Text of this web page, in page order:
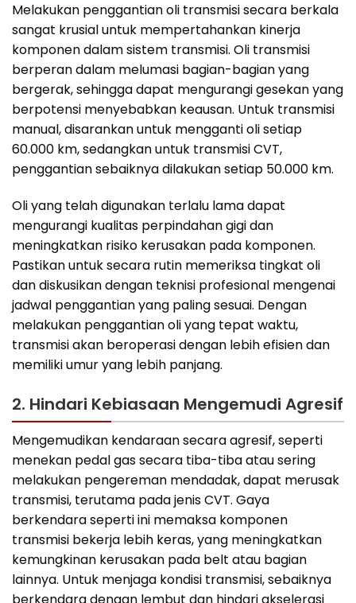
Melakukan penggantian oli transmisi secara berkala
sangat krusial untuk mempertahankan kinerja
komponen dalam sistem transmisi. Oli transmisi
berperan dalam melumasi bagian-bagian yang
bergerak, sehingga dapat mengurangi gesekan yang
berpotensi menyebabkan keausan. Untuk transmisi
manual, disarankan untuk mengganti oli setiap
60.000 km, sedangkan untuk transmisi CVT,
penggantian sebaiknya dilakukan setiap 50.000 km.
Oli yang telah digunakan terlalu lama dapat
mengurangi kualitas perpindahan gigi dan
meningkatkan risiko kerusakan pada komponen.
Pastikan untuk secara rutin memeriksa tingkat oli
dan diskusikan dengan teknisi profesional mengenai
jadwal penggantian yang paling sesuai. Dengan
melakukan penggantian oli yang tepat waktu,
transmisi akan beroperasi dengan lebih efisien dan
memiliki umur yang lebih panjang.
2. Hindari Kebiasaan Mengemudi Agresif
Mengemudikan kendaraan secara agresif, seperti
menekan pedal gas secara tiba-tiba atau sering
melakukan pengereman mendadak, dapat merusak
transmisi, terutama pada jenis CVT. Gaya
berkendara seperti ini memaksa komponen
transmisi bekerja lebih keras, yang meningkatkan
kemungkinan kerusakan pada belt atau bagian
lainnya. Untuk menjaga kondisi transmisi, sebaiknya
berkendara dengan lembut dan hindari akselerasi